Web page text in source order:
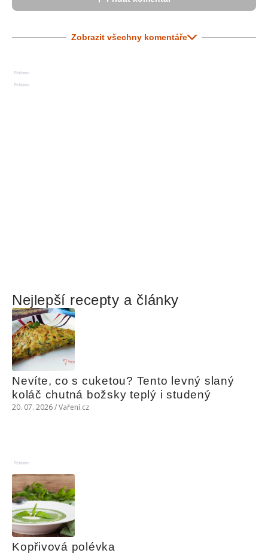
Zobrazit všechny komentáře
Reklama
Reklama
Nejlepší recepty a články
Nevíte, co s cuketou? Tento levný slaný
koláč chutná božsky teplý i studený
20. 07. 2026 / Vaření.cz
Reklama
Kopřivová polévka